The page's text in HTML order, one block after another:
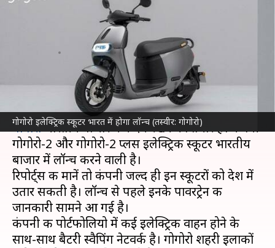
गोगोरो इलेक्ट्रिक स्कूटर भारत में होगा लॉन्च (तस्वीर: गोगोरो)
होगा लॉन्च, पावरट्रेन के बारे में सामने
आई ये जानकारी
Mar 29, 2023 06:01 pm
ताइवान की इलेक्ट्रिकदोपहिया वाहननिर्माता कंपनी
गोगोरोभारतीय बाजार में कदम रखने को तैयार है। कंपनी
गोगोरो-2 और गोगोरो-2 प्लस इलेक्ट्रिक स्कूटर भारतीय
बाजार में लॉन्च करने वाली है।
रिपोर्ट्स की मानें तो कंपनी जल्द ही इन स्कूटरों को देश में
उतार सकती है। लॉन्च से पहले इनके पावरट्रेन की
जानकारी सामने आ गई है।
कंपनी की पोर्टफोलियो में कई इलेक्ट्रिक वाहन होने के
साथ-साथ बैटरी स्वैपिंग नेटवर्क है। गोगोरो शहरी इलाकों